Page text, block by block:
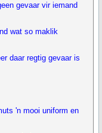
gevaar vir iemand
wat so maklik
daar regtig gevaar is
'n mooi uniform en